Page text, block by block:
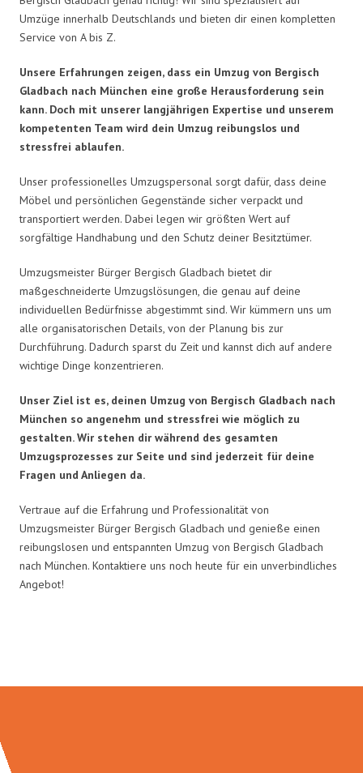
Umzüge innerhalb Deutschlands und bieten dir einen kompletten
Service von A bis Z.
Unsere Erfahrungen zeigen, dass ein Umzug von Bergisch
Gladbach nach München eine große Herausforderung sein
kann. Doch mit unserer langjährigen Expertise und unserem
kompetenten Team wird dein Umzug reibungslos und
stressfrei ablaufen.
Unser professionelles Umzugspersonal sorgt dafür, dass deine
Möbel und persönlichen Gegenstände sicher verpackt und
transportiert werden. Dabei legen wir größten Wert auf
sorgfältige Handhabung und den Schutz deiner Besitztümer.
Umzugsmeister Bürger Bergisch Gladbach bietet dir
maßgeschneiderte Umzugslösungen, die genau auf deine
individuellen Bedürfnisse abgestimmt sind. Wir kümmern uns um
alle organisatorischen Details, von der Planung bis zur
Durchführung. Dadurch sparst du Zeit und kannst dich auf andere
wichtige Dinge konzentrieren.
Unser Ziel ist es, deinen Umzug von Bergisch Gladbach nach
München so angenehm und stressfrei wie möglich zu
gestalten. Wir stehen dir während des gesamten
Umzugsprozesses zur Seite und sind jederzeit für deine
Fragen und Anliegen da.
Vertraue auf die Erfahrung und Professionalität von
Umzugsmeister Bürger Bergisch Gladbach und genieße einen
reibungslosen und entspannten Umzug von Bergisch Gladbach
nach München. Kontaktiere uns noch heute für ein unverbindliches
Angebot!